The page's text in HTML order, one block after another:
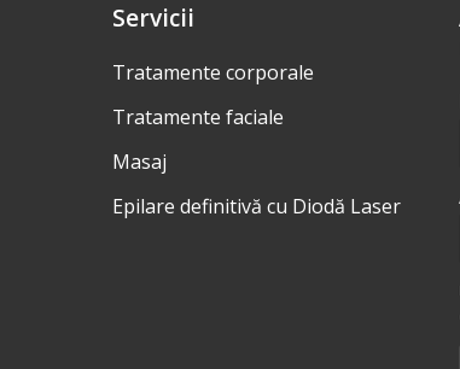
Servicii
Tratamente corporale
Tratamente faciale
Masaj
Epilare definitivă cu Diodă Laser